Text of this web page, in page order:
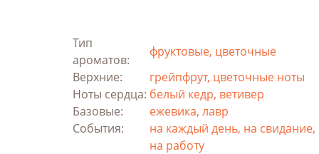
Тип
ароматов:
фруктовые, цветочные
Верхние:
грейпфрут, цветочные ноты
Ноты сердца: белый кедр, ветивер
Базовые:
ежевика, лавр
События:
на каждый день, на свидание,
на работу